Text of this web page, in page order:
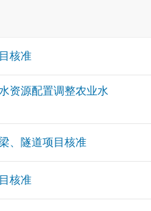
核准
资源配置调整农业水
、隧道项目核准
核准